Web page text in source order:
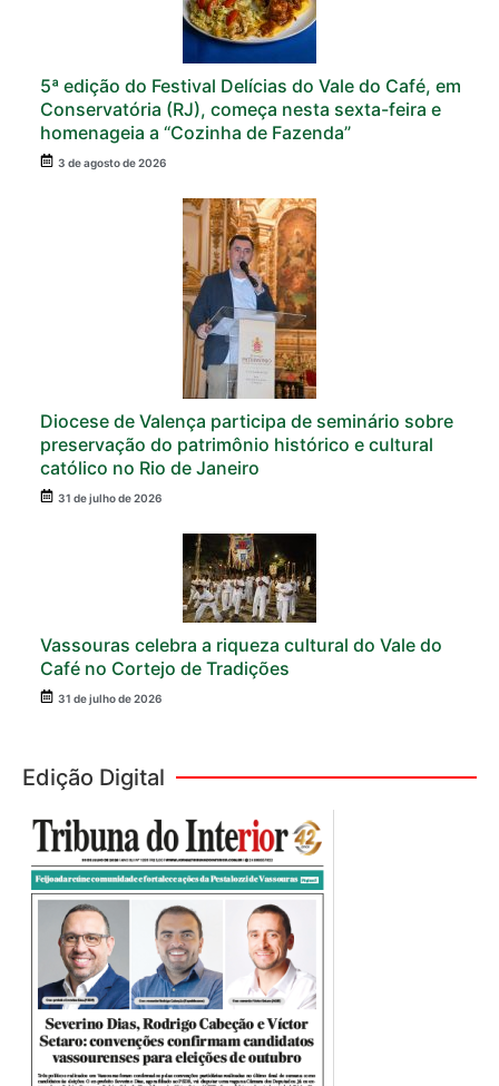
5ª edição do Festival Delícias do Vale do Café, em
Conservatória (RJ), começa nesta sexta-feira e
homenageia a “Cozinha de Fazenda”
3 de agosto de 2026
Diocese de Valença participa de seminário sobre
preservação do patrimônio histórico e cultural
católico no Rio de Janeiro
31 de julho de 2026
Vassouras celebra a riqueza cultural do Vale do
Café no Cortejo de Tradições
31 de julho de 2026
Edição Digital